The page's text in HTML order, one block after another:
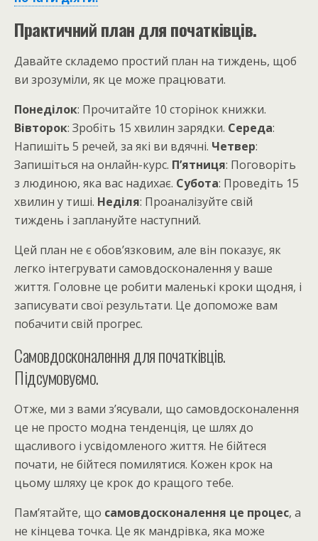
Практичний план для початківців.
Давайте складемо простий план на тиждень, щоб
ви зрозуміли, як це може працювати.
Понеділок: Прочитайте 10 сторінок книжки.
Вівторок: Зробіть 15 хвилин зарядки. Середа:
Напишіть 5 речей, за які ви вдячні. Четвер:
Запишіться на онлайн-курс. П’ятниця: Поговоріть
з людиною, яка вас надихає. Субота: Проведіть 15
хвилин у тиші. Неділя: Проаналізуйте свій
тиждень і заплануйте наступний.
Цей план не є обов’язковим, але він показує, як
легко інтегрувати самовдосконалення у ваше
життя. Головне це робити маленькі кроки щодня, і
записувати свої результати. Це допоможе вам
побачити свій прогрес.
Самовдосконалення для початківців.
Підсумовуємо.
Отже, ми з вами з’ясували, що самовдосконалення
це не просто модна тенденція, це шлях до
щасливого і усвідомленого життя. Не бійтеся
почати, не бійтеся помилятися. Кожен крок на
цьому шляху це крок до кращого тебе.
Пам’ятайте, що самовдосконалення це процес, а
не кінцева точка. Це як мандрівка, яка може